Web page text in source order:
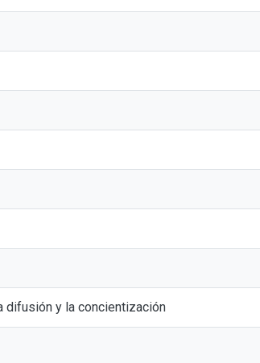
difusión y la concientización